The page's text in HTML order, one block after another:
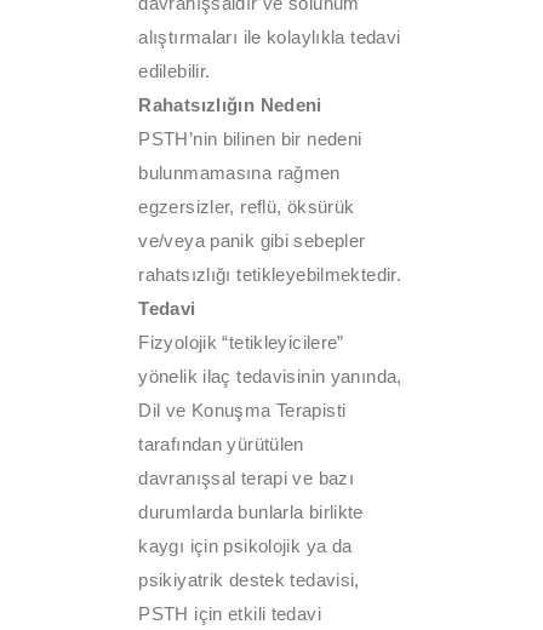
alıştırmaları ile kolaylıkla tedavi
edilebilir.
Rahatsızlığın Nedeni
PSTH’nin bilinen bir nedeni
bulunmamasına rağmen
egzersizler, reflü, öksürük
ve/veya panik gibi sebepler
rahatsızlığı tetikleyebilmektedir.
Tedavi
Fizyolojik “tetikleyicilere”
yönelik ilaç tedavisinin yanında,
Dil ve Konuşma Terapisti
tarafından yürütülen
davranışsal terapi ve bazı
durumlarda bunlarla birlikte
kaygı için psikolojik ya da
psikiyatrik destek tedavisi,
PSTH için etkili tedavi